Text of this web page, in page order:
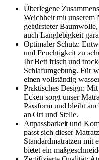
Überlegene
Weichheit mit unserem
gebürsteter
auch Langlebigkeit
Optimaler Schutz:
und Feuchtigkeit zu
Ihr Bett frisch und
Schlafumgebung. Für
einen vollständig
Praktisches Design:
Ecken sorgt unser
Passform und bleibt
an Ort und Stelle.
Anpassbarkeit und
passt sich dieser
Standardmatratzen mit
bietet ein